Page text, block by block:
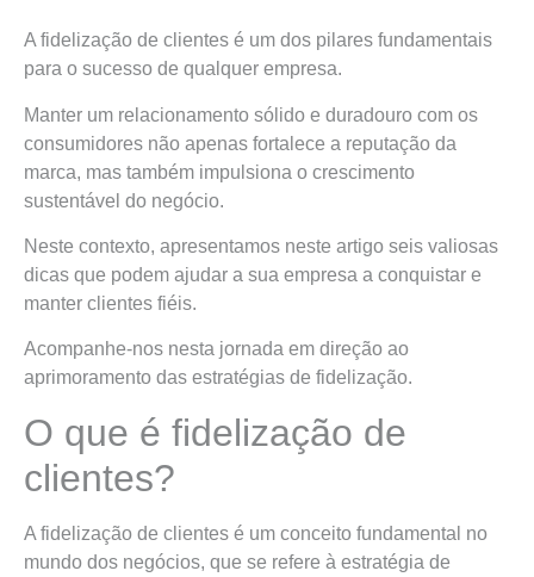
A fidelização de clientes é um dos pilares fundamentais
para o sucesso de qualquer empresa.
Manter um relacionamento sólido e duradouro com os
consumidores não apenas fortalece a reputação da
marca, mas também impulsiona o crescimento
sustentável do negócio.
Neste contexto, apresentamos neste artigo seis valiosas
dicas que podem ajudar a sua empresa a conquistar e
manter clientes fiéis.
Acompanhe-nos nesta jornada em direção ao
aprimoramento das estratégias de fidelização.
O que é fidelização de
clientes?
A fidelização de clientes é um conceito fundamental no
mundo dos negócios, que se refere à estratégia de